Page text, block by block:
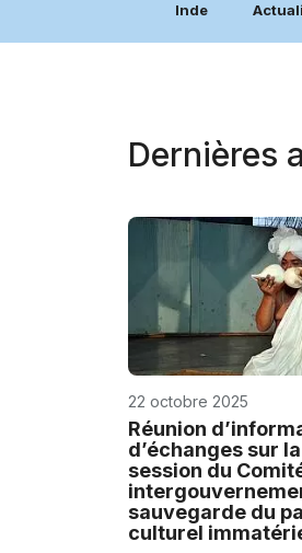
Inde
Dernières
22 octobre 2025
Réunion
d’échanges sur
session du
sauvegarde du
culturel